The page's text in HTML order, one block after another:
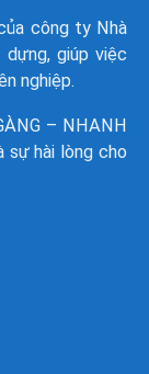
công ty Nhà
dựng, giúp việc
nghiệp.
– NHANH
sự hài lòng cho